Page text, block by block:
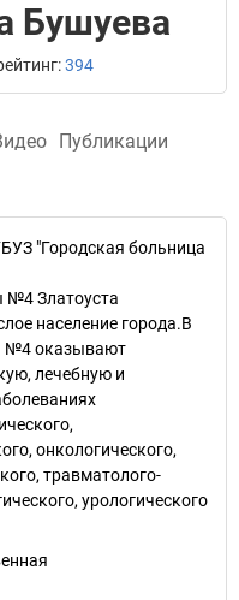
Бушуева
394
Публикации
"Городская больница
№4 Златоуста
население города.В
№4 оказывают
лечебную и
онкологического,
травматолого-
урологического